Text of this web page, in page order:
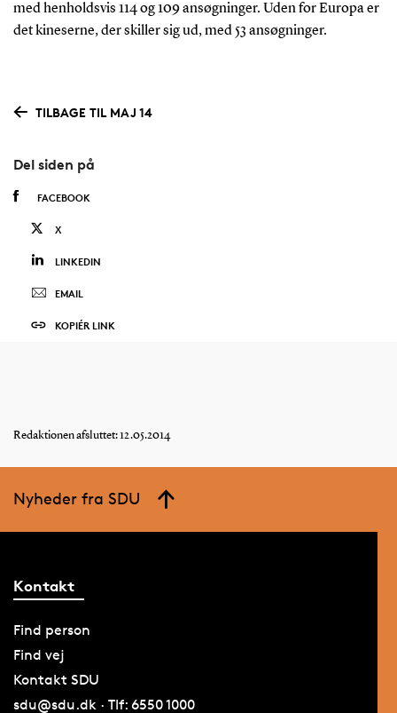
med henholdsvis 114 og 109 ansøgninger. Uden for Europa er
det kineserne, der skiller sig ud, med 53 ansøgninger.
TILBAGE TIL MAJ 14
Del siden på
FACEBOOK
X
LINKEDIN
EMAIL
KOPIÉR LINK
Redaktionen afsluttet: 12.05.2014
Nyheder fra SDU
Kontakt
Find person
Find vej
Kontakt SDU
sdu@sdu.dk · Tlf: 6550 1000